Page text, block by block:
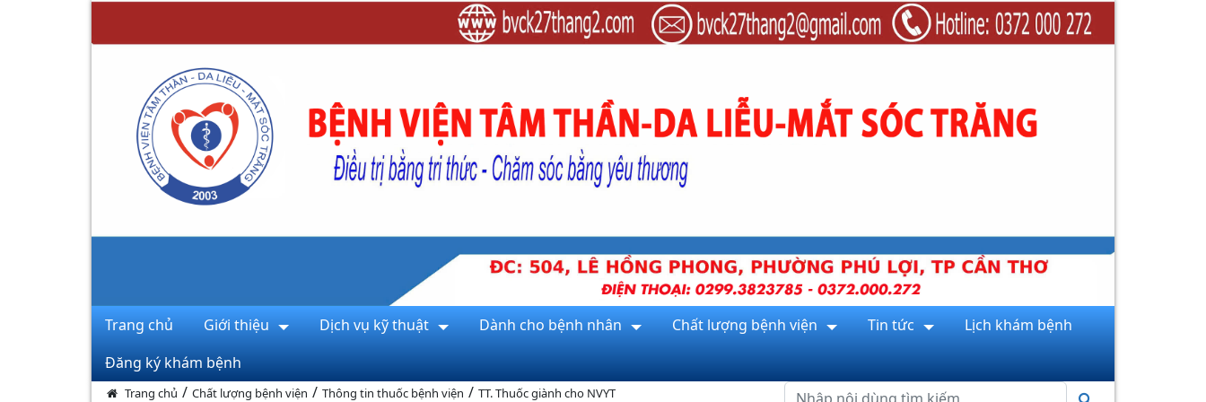
Trang chủ Giới thiệu Dịch vụ kỹ thuật Dành cho bệnh nhân Chất lượng bệnh viện Tin tức
Lịch khám bệnh
Đăng ký khám bệnh
Trang chủ / Chất lượng bệnh viện / Thông tin thuốc bệnh viện / TT. Thuốc giành cho NVYT